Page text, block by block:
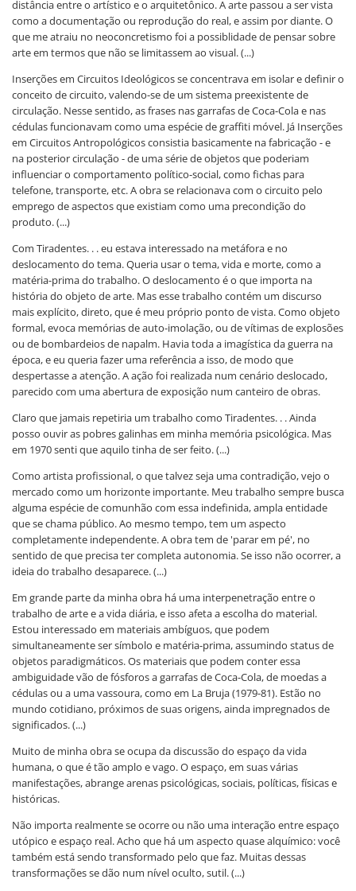
distância entre o artístico e o arquitetônico. A arte passou a ser vista
como a documentação ou reprodução do real, e assim por diante. O
que me atraiu no neoconcretismo foi a possiblidade de pensar sobre
arte em termos que não se limitassem ao visual. (...)
Inserções em Circuitos Ideológicos se concentrava em isolar e definir o
conceito de circuito, valendo-se de um sistema preexistente de
circulação. Nesse sentido, as frases nas garrafas de Coca-Cola e nas
cédulas funcionavam como uma espécie de graffiti móvel. Já Inserções
em Circuitos Antropológicos consistia basicamente na fabricação - e
na posterior circulação - de uma série de objetos que poderiam
influenciar o comportamento político-social, como fichas para
telefone, transporte, etc. A obra se relacionava com o circuito pelo
emprego de aspectos que existiam como uma precondição do
produto. (...)
Com Tiradentes. . . eu estava interessado na metáfora e no
deslocamento do tema. Queria usar o tema, vida e morte, como a
matéria-prima do trabalho. O deslocamento é o que importa na
história do objeto de arte. Mas esse trabalho contém um discurso
mais explícito, direto, que é meu próprio ponto de vista. Como objeto
formal, evoca memórias de auto-imolação, ou de vítimas de explosões
ou de bombardeios de napalm. Havia toda a imagística da guerra na
época, e eu queria fazer uma referência a isso, de modo que
despertasse a atenção. A ação foi realizada num cenário deslocado,
parecido com uma abertura de exposição num canteiro de obras.
Claro que jamais repetiria um trabalho como Tiradentes. . . Ainda
posso ouvir as pobres galinhas em minha memória psicológica. Mas
em 1970 senti que aquilo tinha de ser feito. (...)
Como artista profissional, o que talvez seja uma contradição, vejo o
mercado como um horizonte importante. Meu trabalho sempre busca
alguma espécie de comunhão com essa indefinida, ampla entidade
que se chama público. Ao mesmo tempo, tem um aspecto
completamente independente. A obra tem de 'parar em pé', no
sentido de que precisa ter completa autonomia. Se isso não ocorrer, a
ideia do trabalho desaparece. (...)
Em grande parte da minha obra há uma interpenetração entre o
trabalho de arte e a vida diária, e isso afeta a escolha do material.
Estou interessado em materiais ambíguos, que podem
simultaneamente ser símbolo e matéria-prima, assumindo status de
objetos paradigmáticos. Os materiais que podem conter essa
ambiguidade vão de fósforos a garrafas de Coca-Cola, de moedas a
cédulas ou a uma vassoura, como em La Bruja (1979-81). Estão no
mundo cotidiano, próximos de suas origens, ainda impregnados de
significados. (...)
Muito de minha obra se ocupa da discussão do espaço da vida
humana, o que é tão amplo e vago. O espaço, em suas várias
manifestações, abrange arenas psicológicas, sociais, políticas, físicas e
históricas.
Não importa realmente se ocorre ou não uma interação entre espaço
utópico e espaço real. Acho que há um aspecto quase alquímico: você
também está sendo transformado pelo que faz. Muitas dessas
transformações se dão num nível oculto, sutil. (...)